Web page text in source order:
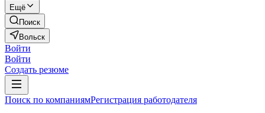
Ещё
Поиск
Вольск
Войти
Войти
Создать резюме
Поиск по компаниямРегистрация работодателя